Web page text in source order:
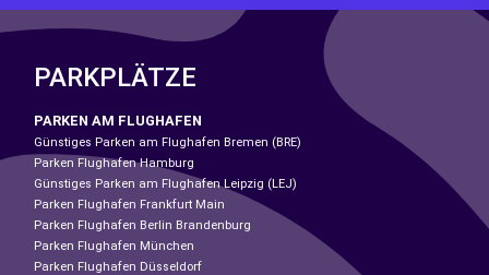
PARKPLÄTZE
PARKEN AM FLUGHAFEN
Günstiges Parken am Flughafen Bremen (BRE)
Parken Flughafen Hamburg
Günstiges Parken am Flughafen Leipzig (LEJ)
Parken Flughafen Frankfurt Main
Parken Flughafen Berlin Brandenburg
Parken Flughafen München
Parken Flughafen Düsseldorf